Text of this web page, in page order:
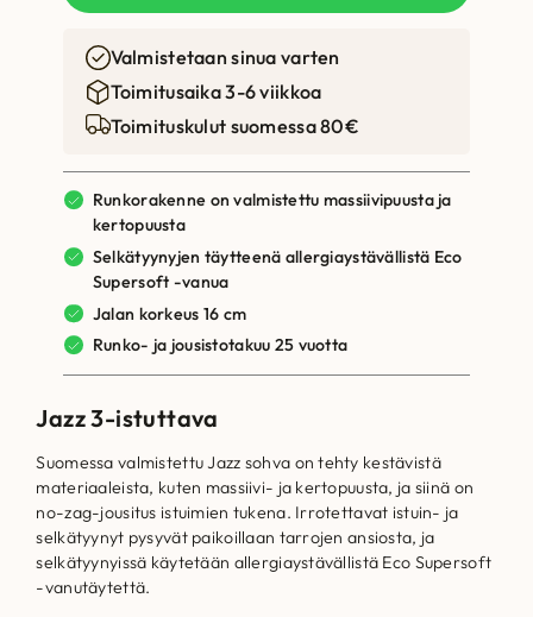
Valmistetaan sinua varten
Toimitusaika 3-6 viikkoa
Toimituskulut suomessa 80€
Runkorakenne on valmistettu massiivipuusta ja
kertopuusta
Selkätyynyjen täytteenä allergiaystävällistä Eco
Supersoft -vanua
Jalan korkeus 16 cm
Runko- ja jousistotakuu 25 vuotta
Jazz 3-istuttava
Suomessa valmistettu Jazz sohva on tehty kestävistä
materiaaleista, kuten massiivi- ja kertopuusta, ja siinä on
no-zag-jousitus istuimien tukena. Irrotettavat istuin- ja
selkätyynyt pysyvät paikoillaan tarrojen ansiosta, ja
selkätyynyissä käytetään allergiaystävällistä Eco Supersoft
-vanutäytettä.